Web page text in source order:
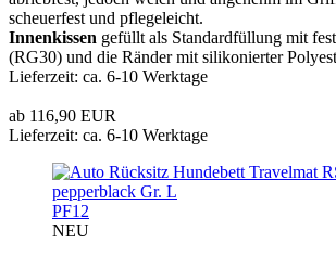
scheuerfest und pflegeleicht.
Innenkissen gefüllt als Standardfüllung mit
(RG30) und die Ränder mit silikonierter
Lieferzeit: ca. 6-10 Werktage
ab 116,90 EUR
Lieferzeit: ca. 6-10 Werktage
PF12
NEU